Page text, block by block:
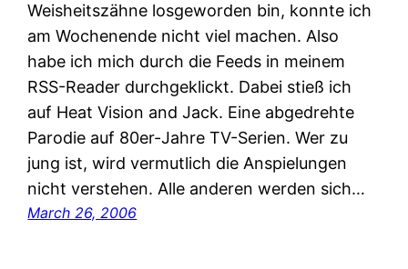
Weisheitszähne losgeworden bin, konnte ich
am Wochenende nicht viel machen. Also
habe ich mich durch die Feeds in meinem
RSS-Reader durchgeklickt. Dabei stieß ich
auf Heat Vision and Jack. Eine abgedrehte
Parodie auf 80er-Jahre TV-Serien. Wer zu
jung ist, wird vermutlich die Anspielungen
nicht verstehen. Alle anderen werden sich…
March 26, 2006